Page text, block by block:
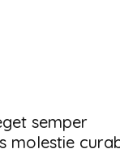
semper
molestie